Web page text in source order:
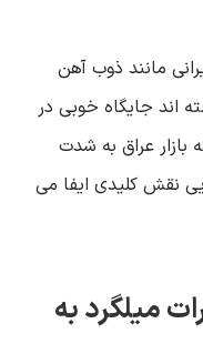
مانند ذوب ‌آهن
‌اند جایگاه خوبی در
بازار عراق به شدت
نقش کلیدی ایفا می
میلگرد به